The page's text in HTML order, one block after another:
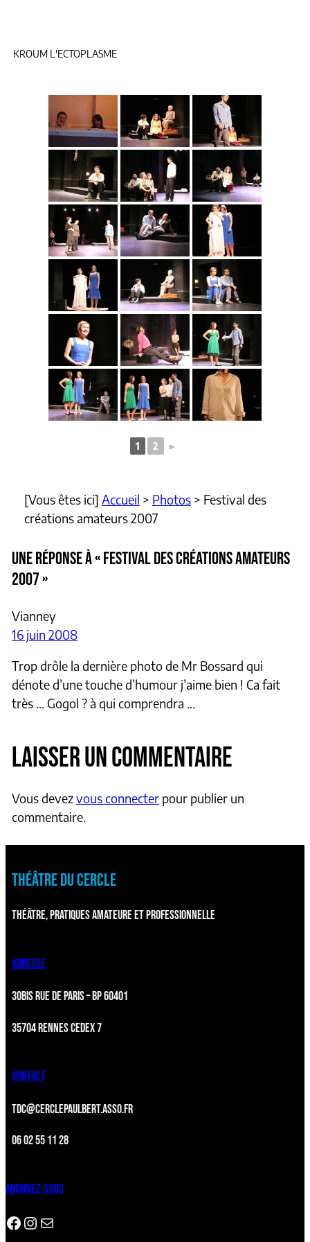
KROUM L'ECTOPLASME
1 2 ►
[Vous êtes ici] Accueil > Photos> Festival des
créations amateurs 2007
UNE RÉPONSE À « FESTIVAL DES CRÉATIONS AMATEURS
2007 »
Vianney
16 juin 2008
Trop drôle la dernière photo de Mr Bossard qui
dénote d’une touche d’humour j’aime bien ! Ca fait
très … Gogol ? à qui comprendra …
LAISSER UN COMMENTAIRE
Vous devezvous connecterpour publier un
commentaire.
THÉÂTRE DU CERCLE
THÉÂTRE, PRATIQUES AMATEURE ET PROFESSIONNELLE
ADRESSE
30BIS RUE DE PARIS – BP 60401
35704 RENNES CEDEX 7
CONTACT
TDC@CERCLEPAULBERT.ASSO.FR
06 02 55 11 28
ABONNEZ-VOUS
Facebook Instagram Newsletter